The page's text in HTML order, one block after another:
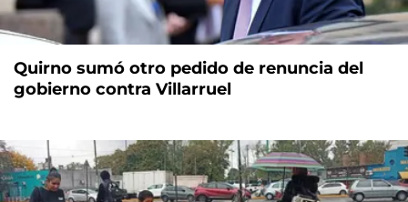
Quirno sumó otro pedido de renuncia del
gobierno contra Villarruel